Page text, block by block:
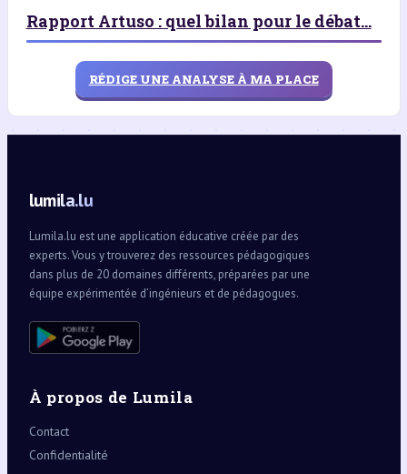
Rapport Artuso : quel bilan pour le débat...
RÉDIGE UNE ANALYSE À MA PLACE
lumila.lu
Lumila.lu est une application éducative créée par des
experts. Vous y trouverez des ressources pédagogiques
dans plus de 20 domaines différents, préparées par une
équipe expérimentée d’ingénieurs et de pédagogues.
À propos de Lumila
Contact
Confidentialité